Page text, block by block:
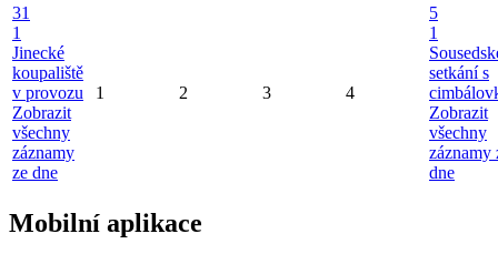
31
1
Jinecké
koupaliště
v provozu
Zobrazit
všechny
záznamy
ze dne
1 2 3 4
5
1
setkání s
Zobrazit
všechny
záznamy
dne
Mobilní aplikace